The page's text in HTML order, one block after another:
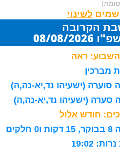
שמים
הקרובה
2026
ראה
מברכין
סוערה (ישעיהו נד,יא-נה,ה)
סערה (ישעיהו נד,יא-נה,ה)
חודש אלול
19:02